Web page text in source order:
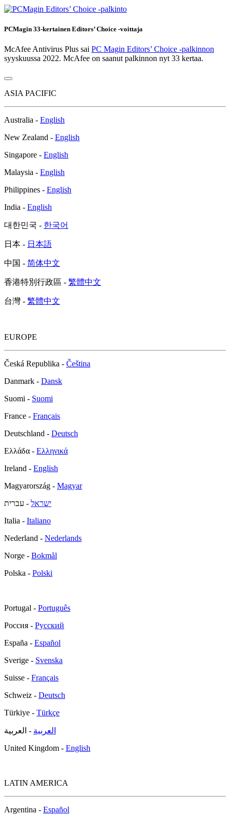
PCMagin 33-kertainen Editors’ Choice -voittaja
McAfee Antivirus Plus sai PC Magin Editors’ Choice -palkinnon
syyskuussa 2022. McAfee on saanut palkinnon nyt 33 kertaa.
ASIA PACIFIC
Australia - English
New Zealand - English
Singapore - English
Malaysia - English
Philippines - English
India - English
대한민국 - 한국어
日本 - 日本語
中国 - 简体中文
香港特別行政區 - 繁體中文
台灣 - 繁體中文
EUROPE
Česká Republika - Čeština
Danmark - Dansk
Suomi - Suomi
France - Français
Deutschland - Deutsch
Ελλάδα - Ελληνικά
Ireland - English
Magyarország - Magyar
ישראל - עברית
Italia - Italiano
Nederland - Nederlands
Norge - Bokmål
Polska - Polski
Portugal - Português
Россия - Русский
España - Español
Sverige - Svenska
Suisse - Français
Schweiz - Deutsch
Türkiye - Türkçe
العربية - العربية
United Kingdom - English
LATIN AMERICA
Argentina - Español